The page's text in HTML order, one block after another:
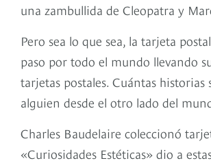
una zambullida de Cleopatra y
Pero sea lo que sea, la tarjeta
paso por todo el mundo llevando
tarjetas postales. Cuántas
alguien desde el otro lado del
Charles Baudelaire coleccionó
«Curiosidades Estéticas» dio a